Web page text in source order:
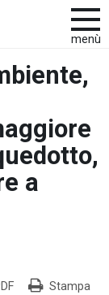
menù
a
Stampa